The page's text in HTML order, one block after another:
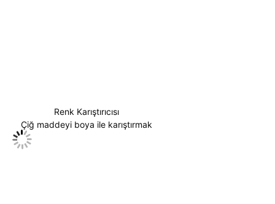
Renk Karıştırıcısı
Çiğ maddeyi boya ile karıştırmak